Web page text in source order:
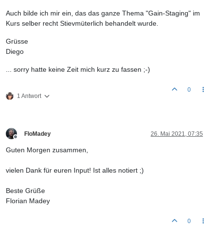
Auch bilde ich mir ein, das das ganze Thema "Gain-Staging" im
Kurs selber recht Stievmüterlich behandelt wurde.
Grüsse
Diego
... sorry hatte keine Zeit mich kurz zu fassen ;-)
1 Antwort
0
FloMadey 26. Mai 2021, 07:35
Guten Morgen zusammen,
vielen Dank für euren Input! Ist alles notiert ;)
Beste Grüße
Florian Madey
0